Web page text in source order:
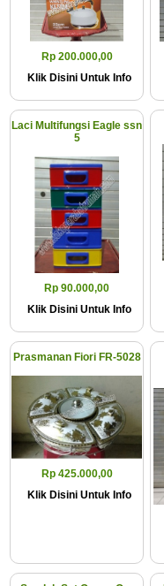
Rp 200.000,00
Klik Disini Untuk Info
Laci Multifungsi Eagle ssn
5
Rp 90.000,00
Klik Disini Untuk Info
Prasmanan Fiori FR-5028
Rp 425.000,00
Klik Disini Untuk Info